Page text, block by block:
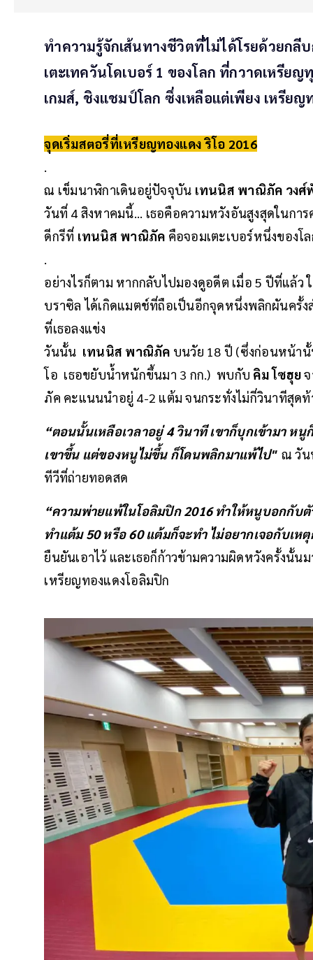
ทำความรู้จักเส้นทางชีวิตที่ไม่ได้โรยด้วยก
เตะเทควันโดเบอร์ 1 ของโลก ที่กวาดเหรีย
เกมส์, ชิงแชมป์โลก ซึ่งเหลือแต่เพียง เหรีย
จุดเริ่มสตอรี่ที่เหรียญทองแดง ริโอ 2016
.
ณ เข็มนาฬิกาเดินอยู่ปัจจุบัน เทนนิส พาณิภัค วง
วันที่ 4 สิงหาคมนี้... เธอคือความหวังอันสูงสุดในการ
ดีกรีที่ เทนนิส พาณิภัค คือจอมเตะเบอร์หนึ่งของโ
.
อย่างไรก็ตาม หากกลับไปมองดูอดีต เมื่อ 5 ปีที่แล้ว
บราซิล ได้เกิดแมตช์ที่ถือเป็นอีกจุดหนึ่งพลิกผันครั้
ที่เธอลงแข่ง
วันนั้น เทนนิส พาณิภัค บนวัย 18 ปี (ซึ่งก่อนหน้า
โอ เธอขยับน้ำหนักขึ้นมา 3 กก.) พบกับ คิม โซฮุย
ภัค คะแนนนำอยู่ 4-2 แต้ม จนกระทั่งไม่กี่วินาทีสุด
“ตอนนั้นเหลือเวลาอยู่ 4 วินาที เขาก็บุกเข้ามา ห
เขาขึ้น แต่ของหนูไม่ขึ้น ก็โดนพลิกมาแพ้ไป" ณ วัน
ทีวีที่ถ่ายทอดสด
“ความพ่ายแพ้ในโอลิมปิก 2016 ทำให้หนูบอกกับตั
ทำแต้ม 50 หรือ 60 แต้มก็จะทำ ไม่อยากเจอกับเ
ยืนยันเอาไว้ และเธอก็ก้าวข้ามความผิดหวังครั้งนั้น
เหรียญทองแดงโอลิมปิก